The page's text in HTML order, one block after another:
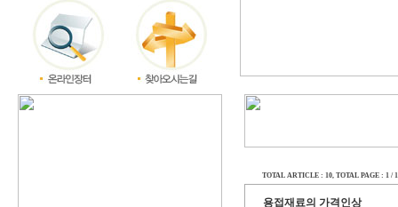
TOTAL ARTICLE : 10, TOTAL PAGE : 1 / 1
용접재료의 가격인상